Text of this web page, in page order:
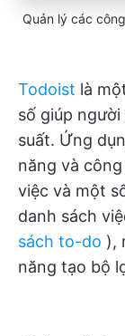
Quản lý các
Todoist là
số giúp
suất. Ứng
năng và
việc và một
danh sách
sách to-do ),
năng tạo bộ